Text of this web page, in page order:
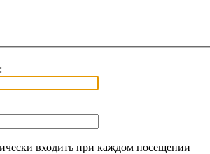
входить при каждом посещении